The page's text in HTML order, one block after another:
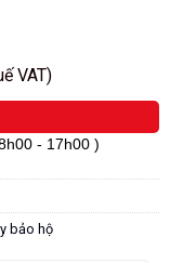
VAT)
- 17h00 )
bảo hộ